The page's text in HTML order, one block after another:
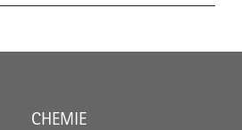
CHEMIE